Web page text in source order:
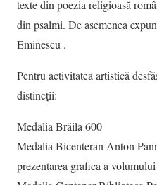
texte din poezia religioasă
din psalmi. De asemenea
Eminescu .
Pentru activitatea artistică
distincții:
Medalia Brăila 600
Medalia Bicenteran Anton
prezentarea grafica a